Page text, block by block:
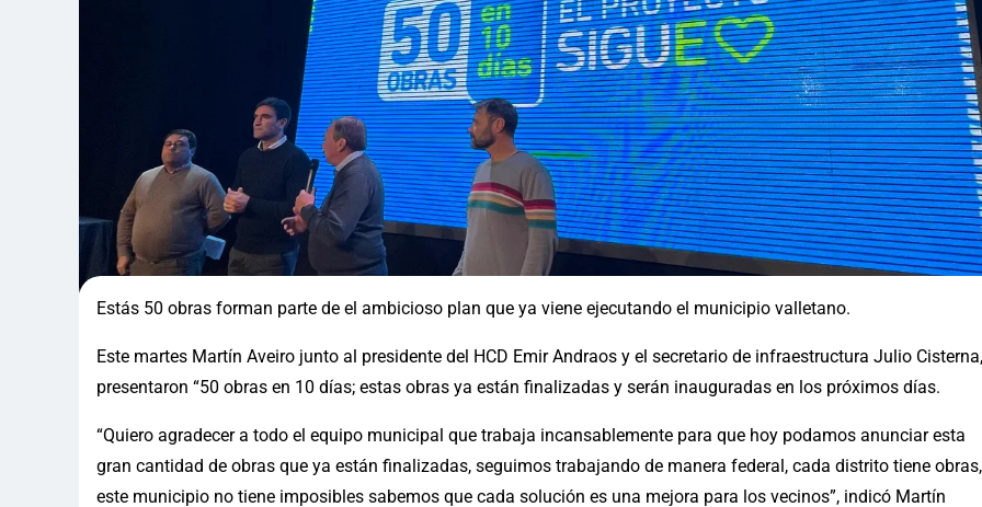
Estás 50 obras forman parte de el ambicioso plan que ya viene ejecutando el municipio valletano.
Este martes Martín Aveiro junto al presidente del HCD Emir Andraos y el secretario de infraestructura Julio Cisterna,
presentaron “50 obras en 10 días; estas obras ya están finalizadas y serán inauguradas en los próximos días.
“Quiero agradecer a todo el equipo municipal que trabaja incansablemente para que hoy podamos anunciar esta
gran cantidad de obras que ya están finalizadas, seguimos trabajando de manera federal, cada distrito tiene obras,
este municipio no tiene imposibles sabemos que cada solución es una mejora para los vecinos”, indicó Martín